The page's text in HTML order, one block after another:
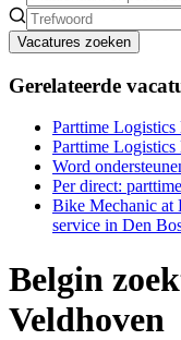
Vacatures zoeken
Gerelateerde
Parttime
Parttime
Word
Per direct:
Bike Mechanic at
service in Den
Belgin
Veldhoven